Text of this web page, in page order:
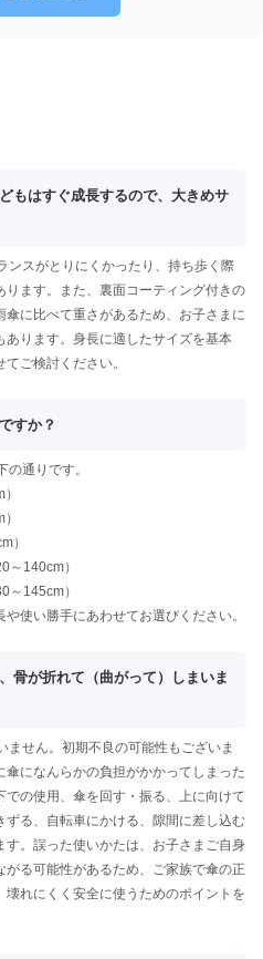
もはすぐ成長するので、大きめサ
ンスがとりにくかったり、持ち歩く際
ります。また、裏面コーティング付きの
に比べて重さがあるため、お子さまに
あります。身長に適したサイズを基本
ご検討ください。
すか？
通りです。
）
～140cm）
～145cm）
使い勝手にあわせてお選びください。
骨が折れて（曲がって）しまいま
ません。初期不良の可能性もございま
になんらかの負担がかかってしまった
の使用、傘を回す・振る、上に向けて
る、自転車にかける、隙間に差し込む
す。誤った使いかたは、お子さまご自身
る可能性があるため、ご家族で傘の正
壊れにくく安全に使うためのポイントを